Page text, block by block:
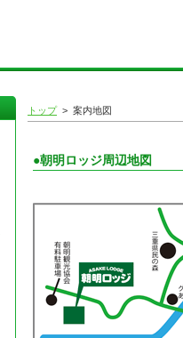
トップ> 案内地図
●朝明ロッジ周辺地図